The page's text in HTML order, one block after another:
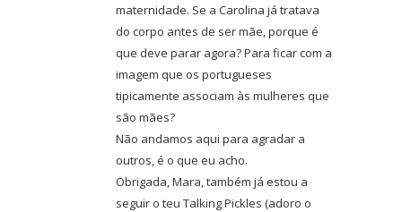
maternidade. Se a Carolina já tratava
do corpo antes de ser mãe, porque é
que deve parar agora? Para ficar com a
imagem que os portugueses
tipicamente associam às mulheres que
são mães?
Não andamos aqui para agradar a
outros, é o que eu acho.
Obrigada, Mara, também já estou a
seguir o teu Talking Pickles (adoro o